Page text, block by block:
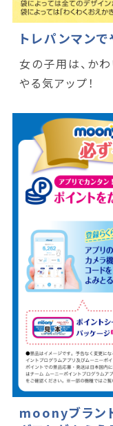
トレパンマンで
女の子用は、か
やる気アップ！
moonyブラン